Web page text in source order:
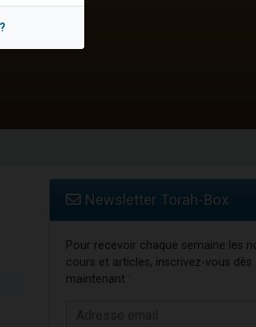
Newsletter Torah-Box
Pour recevoir chaque semaine les
cours et articles, inscrivez-vous dès
maintenant :